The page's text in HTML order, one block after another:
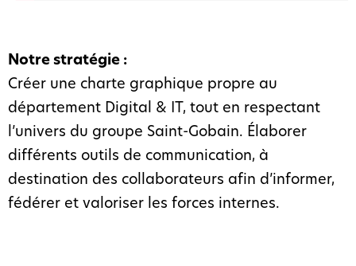
Notre stratégie :
Créer une charte graphique propre au
département Digital & IT, tout en respectant
l’univers du groupe Saint-Gobain. Élaborer
différents outils de communication, à
destination des collaborateurs afin d’informer,
fédérer et valoriser les forces internes.